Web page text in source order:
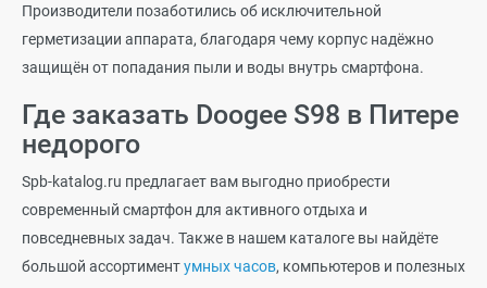
Производители позаботились об исключительной
герметизации аппарата, благодаря чему корпус надёжно
защищён от попадания пыли и воды внутрь смартфона.
Где заказать Doogee S98 в Питере
недорого
Spb-katalog.ru предлагает вам выгодно приобрести
современный смартфон для активного отдыха и
повседневных задач. Также в нашем каталоге вы найдёте
большой ассортиментумных часов, компьютеров и полезных